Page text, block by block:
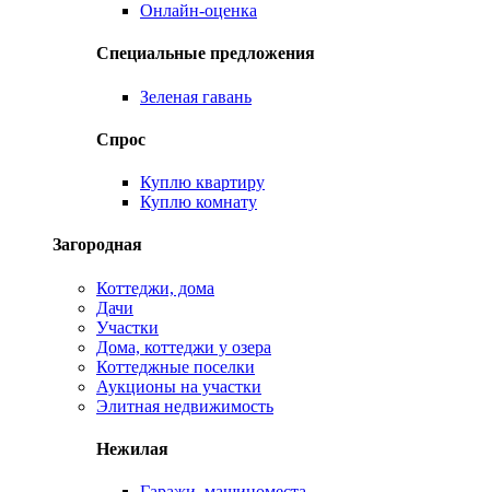
Онлайн-оценка
Специальные предложения
Зеленая гавань
Спрос
Куплю квартиру
Куплю комнату
Загородная
Коттеджи, дома
Дачи
Участки
Дома, коттеджи у озера
Коттеджные поселки
Аукционы на участки
Элитная недвижимость
Нежилая